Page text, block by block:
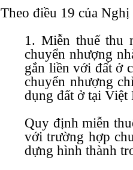
Theo điều 19 của
1. Miễn thuế thu
chuyển nhượng
gắn liền với đất ở
chuyển nhượng
dụng đất ở tại Việt
Quy định miễn
với trường hợp
dựng hình thành